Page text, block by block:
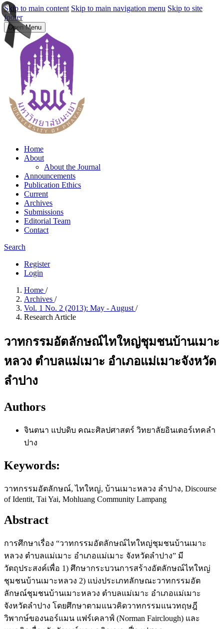
Skip to main content Skip to main navigation menu Skip to site
footer
Open Menu
Home
About
About the Journal
Announcements
Publication Ethics
Current
Archives
Submissions
Editorial Team
Contact
Search
Register
Login
Home /
Archives /
Vol. 1 No. 2 (2013): May - August /
Research Article
วาทกรรมอัตลักษณ์ไทใหญ่ชุมชนบ้านเมาะ
หลวง ตำบลแม่เมาะ อำเภอแม่เมาะจังหวัด
ลำปาง
Authors
จินตนา แปบดิบ คณะศิลปศาสตร์ วิทยาลัยอินเตอร์เทคลำ
ปาง
Keywords:
วาทกรรมอัตลักษณ์, ไทใหญ่, บ้านเมาะหลวง ลำปาง, Discourse
of Identit, Tai Yai, Mohluang Community Lampang
Abstract
การศึกษาเรื่อง “วาทกรรมอัตลักษณ์ไทใหญ่ชุมชนบ้านเมาะ
หลวง ตำบลแม่เมาะ อำเภอแม่เมาะ จังหวัดลำปาง” มี
วัตถุประสงค์เพื่อ 1) ศึกษากระบวนการสร้างอัตลักษณ์ไทใหญ่
ชุมชนบ้านเมาะหลวง 2) แบ่งประเภทลักษณะวาทกรรมอัต
ลักษณ์ชุมชนบ้านเมาะหลวง ตำบลแม่เมาะ อำเภอแม่เมาะ
จังหวัดลำปาง โดยศึกษาตามแนวคิดวาทกรรมแนวทฤษฎี
วิพากษ์ของนอร์แมน แฟร์เคลาฟ์ (Norman Fairclough) และ